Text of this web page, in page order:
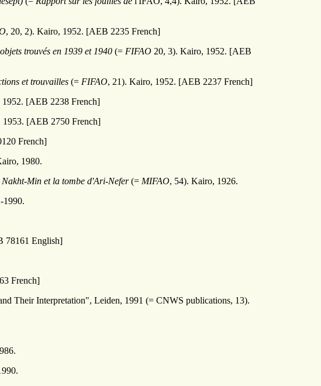
, 20, 2). Kairo, 1952. [AEB 2235 French]
trouvés en 1939 et 1940 (= FIFAO 20, 3). Kairo, 1952. [AEB
et trouvailles (= FIFAO, 21). Kairo, 1952. [AEB 2237 French]
1952. [AEB 2238 French]
1953. [AEB 2750 French]
French]
1980.
Min et la tombe d'Ari-Nefer(= MIFAO, 54). Kairo, 1926.
1990.
78161 English]
French]
Their Interpretation", Leiden, 1991 (= CNWS publications, 13).